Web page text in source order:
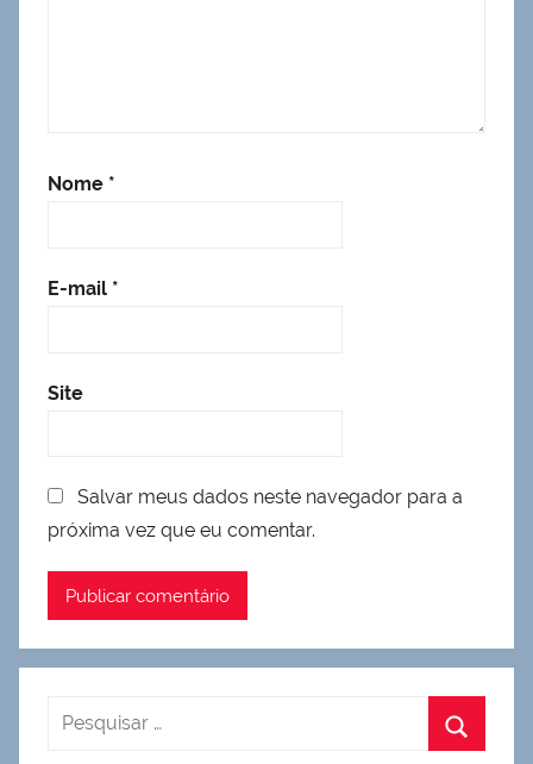
Nome *
E-mail *
Site
Salvar meus dados neste navegador para a
próxima vez que eu comentar.